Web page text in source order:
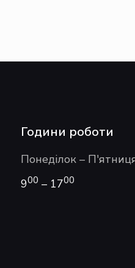
Години роботи
Понеділок –
900 – 1700